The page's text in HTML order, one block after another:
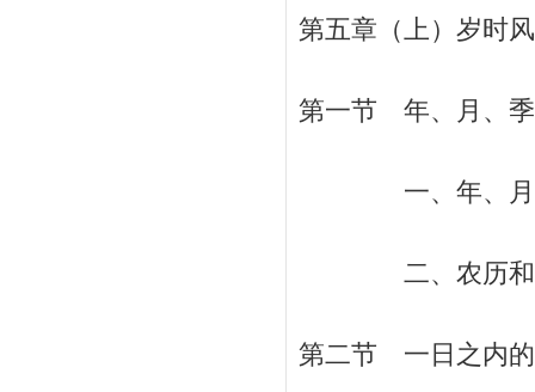
第五章（上）岁时
第一节 年、月、
一、年、月
二、农历和
第二节 一日之内